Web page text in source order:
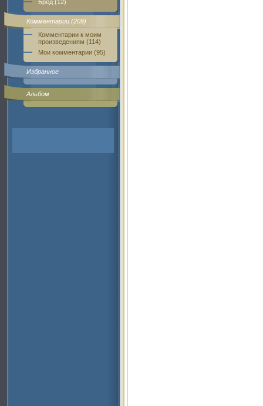
Бред (12)
Комментарии (209)
Комментарии к моим
произведениям (114)
Мои комментарии (95)
Избранное
Альбом